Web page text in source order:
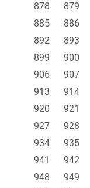
878
879
885
886
892
893
899
900
906
907
913
914
920
921
927
928
934
935
941
942
948
949